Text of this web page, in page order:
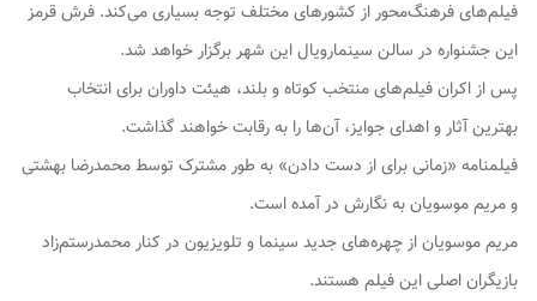
فیلم‌های فرهنگ‌محور از کشورهای مختلف توجه بسیاری می‌کند. فرش قرمز
این جشنواره در سالن سینمارویال این شهر برگزار خواهد شد.
پس از اکران فیلم‌های منتخب کوتاه و بلند، هیئت داوران برای انتخاب
بهترین آثار و اهدای جوایز، آن‌ها را به رقابت خواهند گذاشت.
فیلمنامه «زمانی برای از دست دادن» به طور مشترک توسط محمدرضا بهشتی
و مریم موسویان به نگارش در آمده است.
مریم موسویان از چهره‌های جدید سینما و تلویزیون در کنار محمدرستم‌زاد
بازیگران اصلی این فیلم هستند.